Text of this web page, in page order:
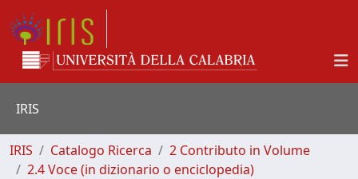
IRIS
IRIS Catalogo Ricerca
2 Contributo in Volume
2.4 Voce (in dizionario o enciclopedia)